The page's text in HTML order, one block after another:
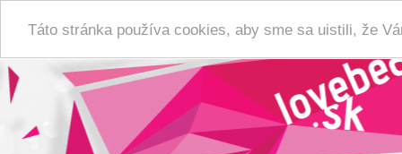
Táto stránka používa cookies, aby sme sa uistili, že